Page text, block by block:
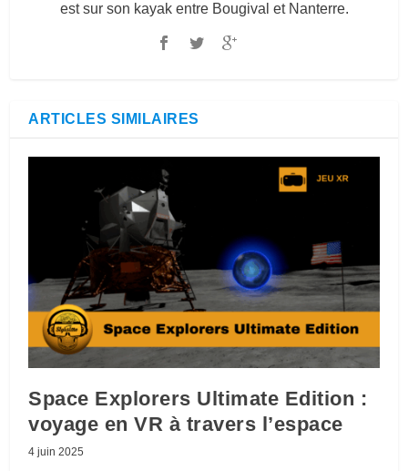
est sur son kayak entre Bougival et Nanterre.
ARTICLES SIMILAIRES
Space Explorers Ultimate Edition :
voyage en VR à travers l’espace
4 juin 2025